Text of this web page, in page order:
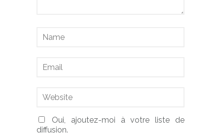
Oui, ajoutez-moi à votre liste de
diffusion.